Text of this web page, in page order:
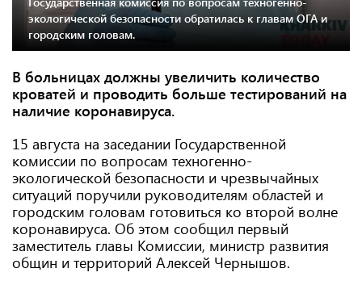
экологической безопасности обратилась к главам ОГА и
городским головам.
В больницах должны увеличить количество
кроватей и проводить больше тестирований на
наличие коронавируса.
15 августа на заседании Государственной
комиссии по вопросам техногенно-
экологической безопасности и чрезвычайных
ситуаций поручили руководителям областей и
городским головам готовиться ко второй волне
коронавируса. Об этом сообщил первый
заместитель главы Комиссии, министр развития
общин и территорий Алексей Чернышов.